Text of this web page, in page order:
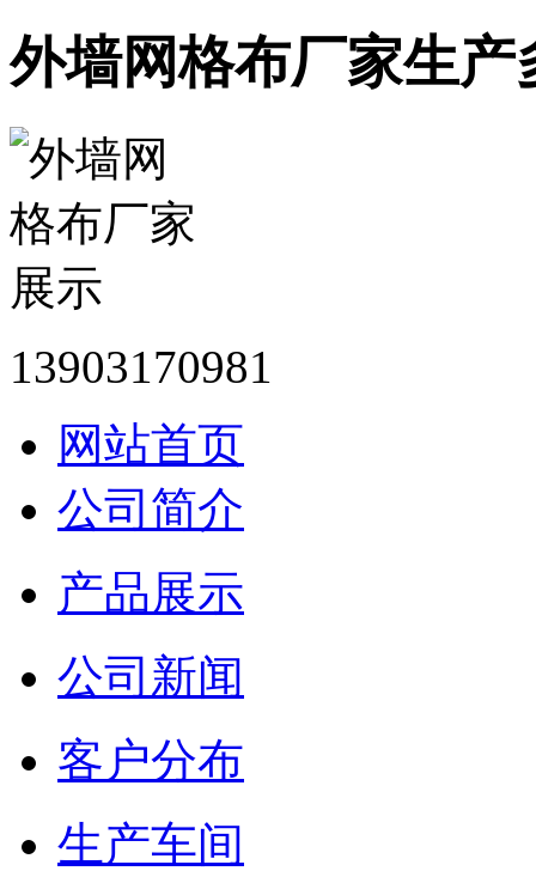
外墙网格布厂家生
13903170981
网站首页
公司简介
产品展示
公司新闻
客户分布
生产车间